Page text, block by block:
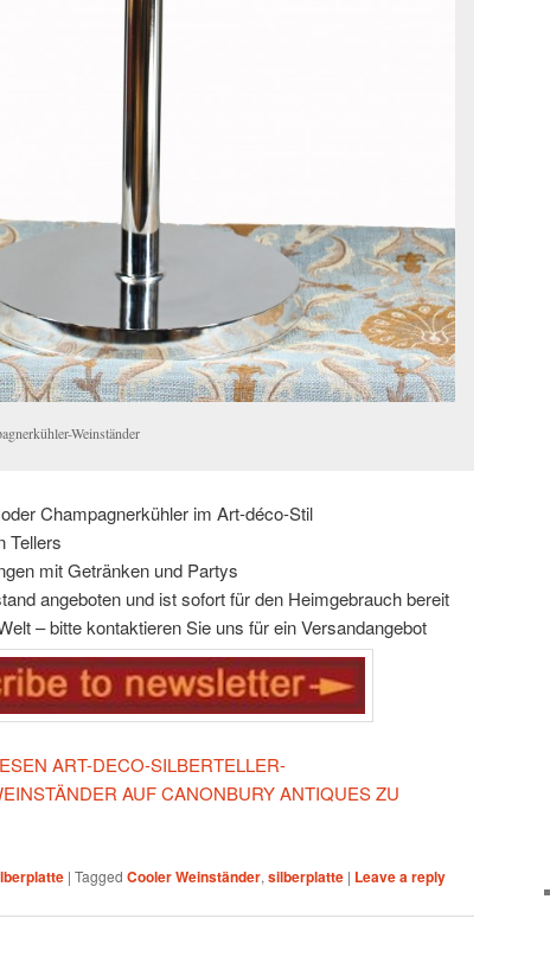
Weinständer
Champagnerkühler im Art-déco-Stil
Tellers
mit Getränken und Partys
angeboten und ist sofort für den Heimgebrauch bereit
– bitte kontaktieren Sie uns für ein Versandangebot
ART-DECO-SILBERTELLER-
AUF CANONBURY ANTIQUES ZU
| Tagged Cooler Weinständer, silberplatte | Leave a reply